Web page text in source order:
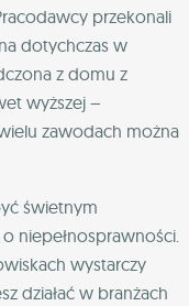
przekonali
dotychczas w
z domu z
wyższej –
zawodach można
świetnym
niepełnosprawności.
wystarczy
działać w branżach